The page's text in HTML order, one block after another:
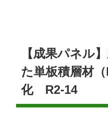
【成果パネル
た単板積層材
化 R2-14